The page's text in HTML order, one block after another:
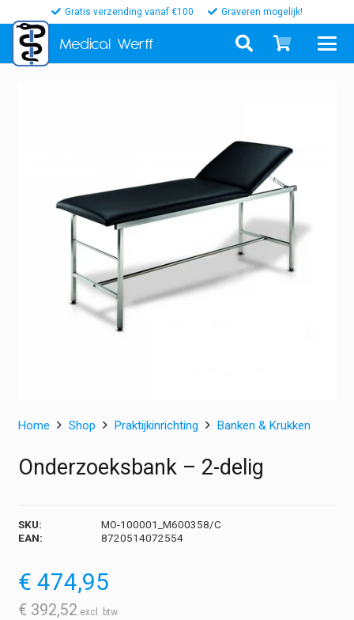
Gratis verzending vanaf €100 Graveren mogelijk!
Medical Werff
Home Shop Praktijkinrichting Banken & Krukken
Onderzoeksbank – 2-delig
SKU:
MO-100001_M600358/C
EAN:
8720514072554
€ 474,95
€ 392,52